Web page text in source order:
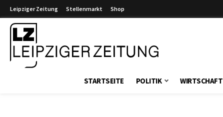
Leipziger Zeitung Stellenmarkt Shop
STARTSEITE POLITIK WIRTSCHAFT